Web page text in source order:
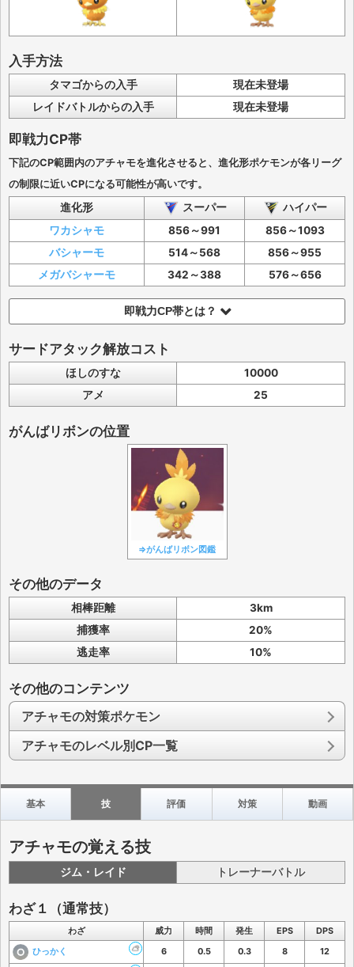
入手方法
タマゴからの入手
現在未登場
レイドバトルからの入手
現在未登場
即戦力CP帯
下記のCP範囲内のアチャモを進化させると、進化形ポケモンが各リーグ
の制限に近いCPになる可能性が高いです。
進化形 スーパー
ハイパー
ワカシャモ
856～991
856～1093
バシャーモ
514～568
856～955
メガバシャーモ
342～388 576～656
即戦力CP帯とは？
サードアタック解放コスト
ほしのすな
10000
アメ
25
がんばリボンの位置
⇒がんばリボン図鑑
その他のデータ
相棒距離
3km
捕獲率
20%
逃走率
10%
その他のコンテンツ
アチャモの対策ポケモン
アチャモのレベル別CP一覧
基本 技 評価 対策 動画
アチャモの覚える技
ジム・レイド トレーナーバトル
わざ１（通常技）
わざ 威力 時間 発生 EPS
DPS
ひっかく
6 0.5 0.3 8 12